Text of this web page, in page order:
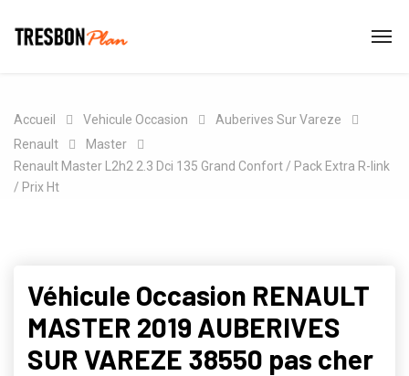
Accueil Vehicule Occasion
Auberives Sur Vareze
Renault
Master
Renault Master L2h2 2.3 Dci 135 Grand Confort / Pack Extra R-link
/ Prix Ht
Véhicule Occasion RENAULT
MASTER 2019 AUBERIVES
SUR VAREZE 38550 pas cher